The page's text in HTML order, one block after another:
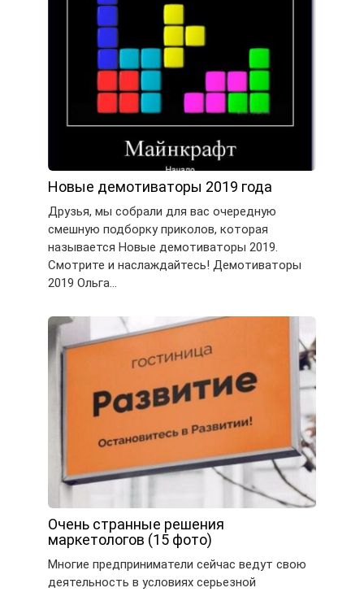
Новые демотиваторы 2019 года
Друзья, мы собрали для вас очередную
смешную подборку приколов, которая
называется Новые демотиваторы 2019.
Смотрите и наслаждайтесь! Демотиваторы
2019 Ольга…
Очень странные решения
маркетологов (15 фото)
Многие предприниматели сейчас ведут свою
деятельность в условиях серьезной